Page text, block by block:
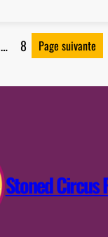
… 8 Page suivante
Stoned Circus